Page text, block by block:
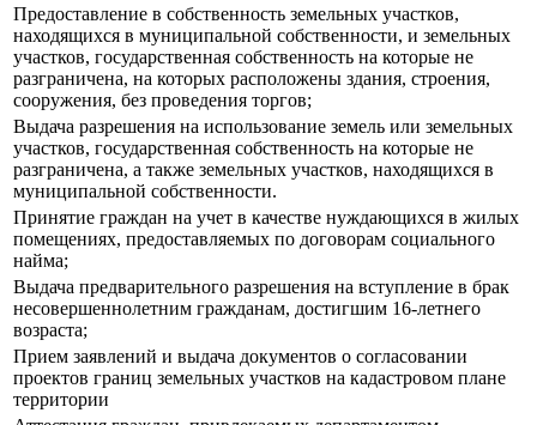
Предоставление в собственность земельных участков,
находящихся в муниципальной собственности, и земельных
участков, государственная собственность на которые не
разграничена, на которых расположены здания, строения,
сооружения, без проведения торгов;
Выдача разрешения на использование земель или земельных
участков, государственная собственность на которые не
разграничена, а также земельных участков, находящихся в
муниципальной собственности.
Принятие граждан на учет в качестве нуждающихся в жилых
помещениях, предоставляемых по договорам социального
найма;
Выдача предварительного разрешения на вступление в брак
несовершеннолетним гражданам, достигшим 16-летнего
возраста;
Прием заявлений и выдача документов о согласовании
проектов границ земельных участков на кадастровом плане
территории